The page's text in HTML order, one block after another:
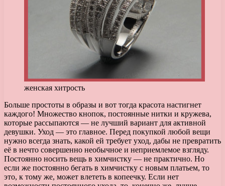
женская хитрость
Больше простоты в образы и вот тогда красота настигнет
каждого! Множество кнопок, постоянные нитки и кружева,
которые рассыпаются — не лучший вариант для активной
девушки. Уход — это главное. Перед покупкой любой вещи
нужно всегда знать, какой ей требует уход, дабы не превратить
её в нечто совершенно необычное и неприемлемое взгляду.
Постоянно носить вещь в химчистку — не практично. Но
если же постоянно бегать в химчистку с новым платьем, то
это, к тому же, может влететь в копеечку. Если нет